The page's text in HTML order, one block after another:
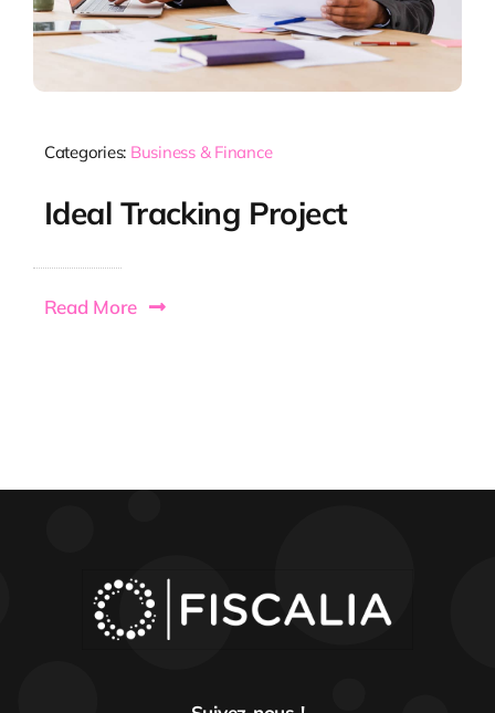
Categories: Business & Finance
Ideal Tracking Project
Read More